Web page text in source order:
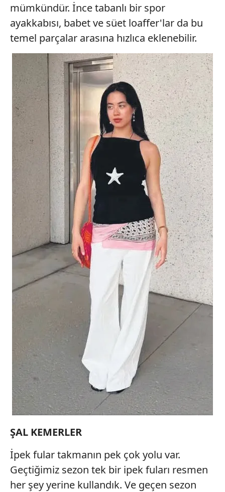
mümkündür. İnce tabanlı bir spor
ayakkabısı, babet ve süet loaffer'lar da bu
temel parçalar arasına hızlıca eklenebilir.
ŞAL KEMERLER
İpek fular takmanın pek çok yolu var.
Geçtiğimiz sezon tek bir ipek fuları resmen
her şey yerine kullandık. Ve geçen sezon